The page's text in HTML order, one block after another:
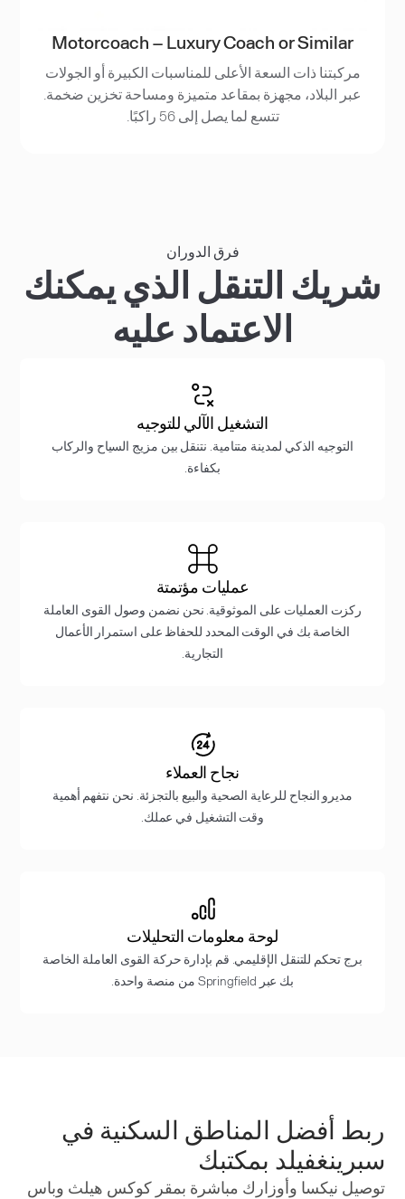
Motorcoach – Luxury Coach or Similar
مركبتنا ذات السعة الأعلى للمناسبات الكبيرة أو الجولات
عبر البلاد، مجهزة بمقاعد متميزة ومساحة تخزين ضخمة.
تتسع لما يصل إلى 56 راكبًا.
فرق الدوران
شريك التنقل الذي يمكنك
الاعتماد عليه
التشغيل الآلي للتوجيه
التوجيه الذكي لمدينة متنامية. نتنقل بين مزيج السياح والركاب
بكفاءة.
عمليات مؤتمتة
ركزت العمليات على الموثوقية. نحن نضمن وصول القوى العاملة
الخاصة بك في الوقت المحدد للحفاظ على استمرار الأعمال
التجارية.
نجاح العملاء
مديرو النجاح للرعاية الصحية والبيع بالتجزئة. نحن نتفهم أهمية
وقت التشغيل في عملك.
لوحة معلومات التحليلات
برج تحكم للتنقل الإقليمي. قم بإدارة حركة القوى العاملة الخاصة
بك عبر Springfield من منصة واحدة.
ربط أفضل المناطق السكنية في
سبرينغفيلد بمكتبك
توصيل نيكسا وأوزارك مباشرة بمقر كوكس هيلث وباس